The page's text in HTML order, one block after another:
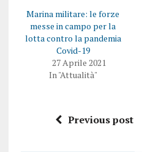
Marina militare: le forze
messe in campo per la
lotta contro la pandemia
Covid-19
27 Aprile 2021
In "Attualità"
Previous post